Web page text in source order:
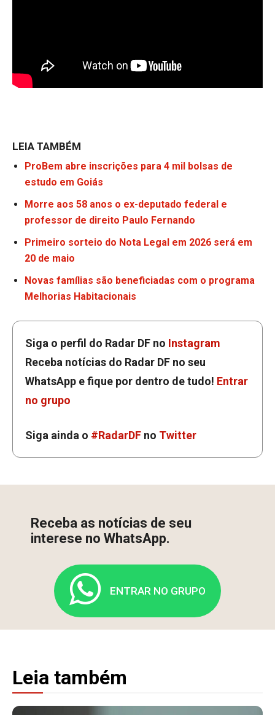
LEIA TAMBÉM
ProBem abre inscrições para 4 mil bolsas de
estudo em Goiás
Morre aos 58 anos o ex-deputado federal e
professor de direito Paulo Fernando
Primeiro sorteio do Nota Legal em 2026 será em
20 de maio
Novas famílias são beneficiadas com o programa
Melhorias Habitacionais
Siga o perfil do Radar DF no Instagram
Receba notícias do Radar DF no seu
WhatsApp e fique por dentro de tudo! Entrar
no grupo
Siga ainda o #RadarDF no Twitter
Receba as notícias de seu
interese no WhatsApp.
ENTRAR NO GRUPO
Leia também